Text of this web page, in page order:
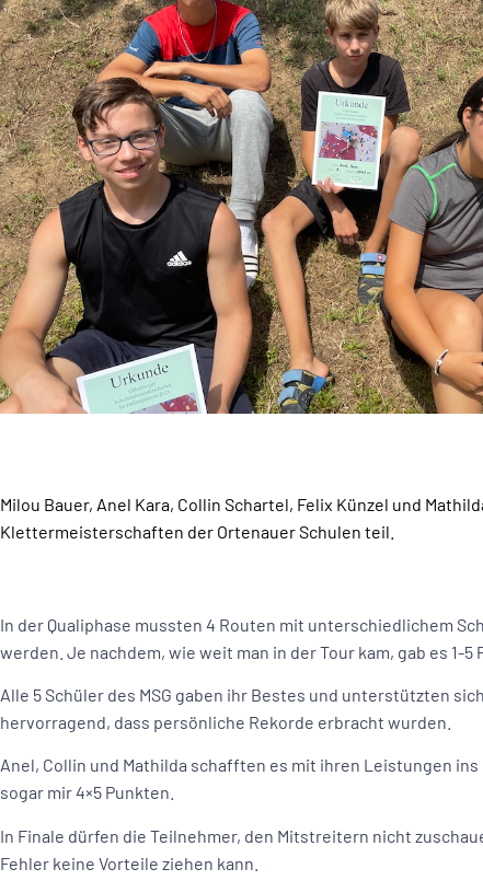
Milou Bauer, Anel Kara, Collin Schartel, Felix Künzel und
Klettermeisterschaften der Ortenauer Schulen teil.
In der Qualiphase mussten 4 Routen mit unterschiedlichem
werden. Je nachdem, wie weit man in der Tour kam, gab es 1-5
Alle 5 Schüler des MSG gaben ihr Bestes und unterstützten
hervorragend, dass persönliche Rekorde erbracht wurden.
Anel, Collin und Mathilda schafften es mit ihren Leistungen ins
sogar mir 4×5 Punkten.
In Finale dürfen die Teilnehmer, den Mitstreitern nicht
Fehler keine Vorteile ziehen kann.